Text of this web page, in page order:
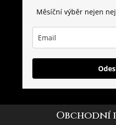
Měsíční výběr nejen
Obchodní